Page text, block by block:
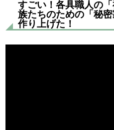
すごい！各具職人の
族たちのための「秘
作り上げた！